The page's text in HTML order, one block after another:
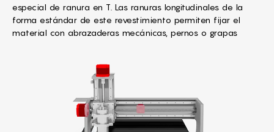
especial de ranura en T. Las ranuras longitudinales de la
forma estándar de este revestimiento permiten fijar el
material con abrazaderas mecánicas, pernos o grapas